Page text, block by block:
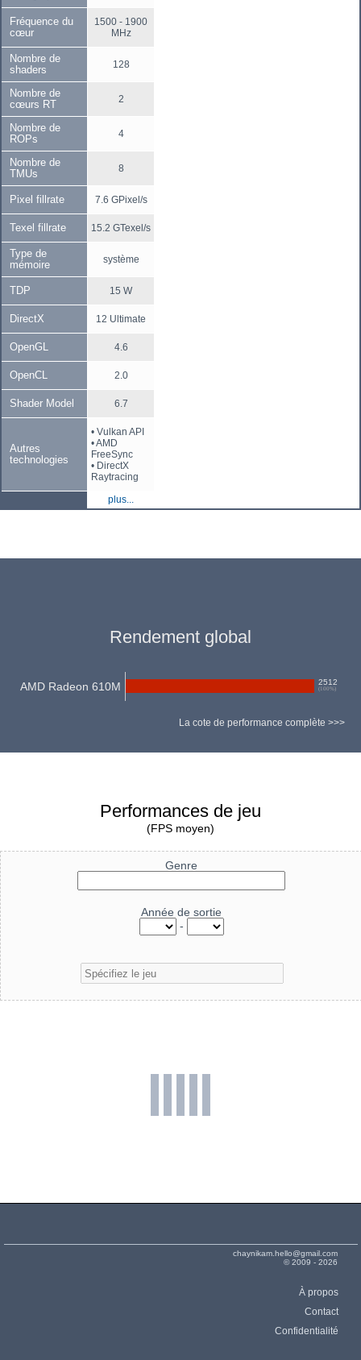
Fréquence du
cœur
1500 - 1900
MHz
Nombre de
shaders
128
Nombre de
cœurs RT
2
Nombre de
ROPs
4
Nombre de
TMUs
8
Pixel fillrate 7.6 GPixel/s
Texel fillrate 15.2 GTexel/s
Type de
mémoire
système
TDP 15 W
DirectX 12 Ultimate
OpenGL 4.6
OpenCL 2.0
Shader Model 6.7
Autres
technologies
• Vulkan API
• AMD
FreeSync
• DirectX
Raytracing
plus...
Rendement global
AMD Radeon 610M 2512
(100 %)
La cote de performance complète >>>
Performances de jeu
(FPS moyen)
Genre
Année de sortie
-
chaynikam.hello@gmail.com
© 2009 - 2026
À propos
Contact
Confidentialité